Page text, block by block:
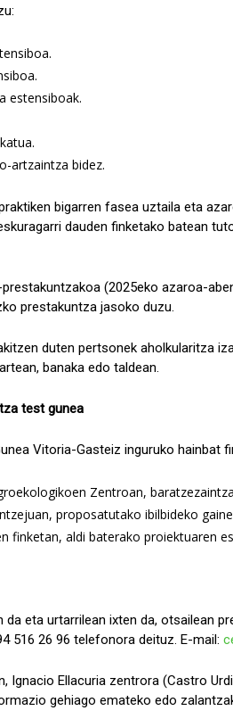
estensiboak.
artzaintza bidez.
bigarren fasea uztaila eta
dauden finketako batean
(2025eko azaroa-
prestakuntza jasoko duzu.
duten pertsonek aholkularitza
banaka edo taldean.
test gunea
Vitoria-Gasteiz inguruko hainbat
Zentroan,
proposatutako ibilbideko
finketan, aldi baterako proiektuaren
da eta urtarrilean ixten da, otsailean
516 26 96 telefonora deituz. E-mail:
Ignacio Ellacuria zentrora (Castro
gehiago emateko edo